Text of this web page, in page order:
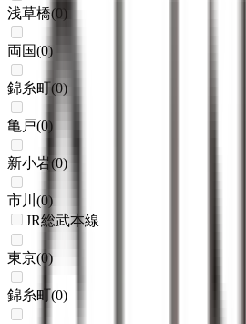
浅草橋(0)
両国(0)
錦糸町(0)
亀戸(0)
新小岩(0)
市川 (0)
JR総武本線
東京(0)
錦糸町(0)